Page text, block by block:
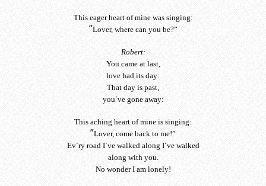
This eager heart of mine was singing:
”Lover, where can you be?”
Robert:
You came at last,
love had its day:
That day is past,
you´ve gone away:
This aching heart of mine is singing:
”Lover, come back to me!”
Ev´ry road I´ve walked along I´ve walked
along with you.
No wonder I am lonely!